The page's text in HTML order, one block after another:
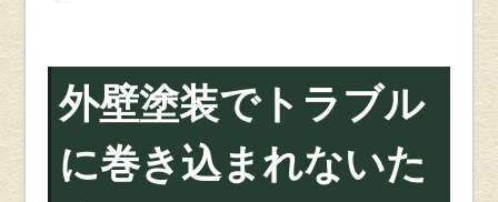
外壁塗装でトラブル
に巻き込まれないた